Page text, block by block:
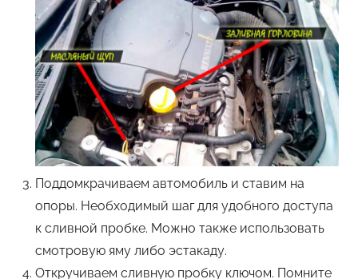
Поддомкрачиваем автомобиль и ставим на
опоры. Необходимый шаг для удобного доступа
к сливной пробке. Можно также использовать
смотровую яму либо эстакаду.
Откручиваем сливную пробку ключом. Помните